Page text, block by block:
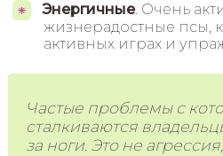
Энергичные. Очень
жизнерадостные псы,
активных играх и
Частые проблемы с
сталкиваются
за ноги. Это не